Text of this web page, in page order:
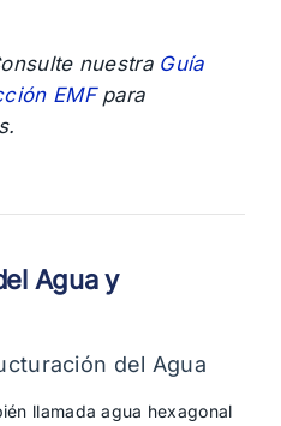
nuestra Guía
EMFpara
Agua y
del Agua
llamada agua hexagonal